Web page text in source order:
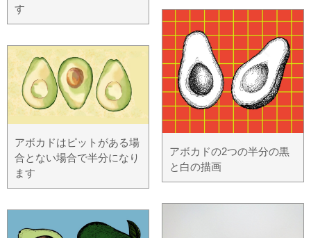
す
アボカドはピットがある場
合とない場合で半分になり
ます
アボカドの2つの半分の黒
と白の描画